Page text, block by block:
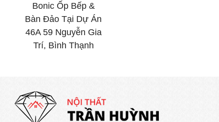
Bonic Ốp Bếp &
Bàn Đảo Tại Dự Án
46A 59 Nguyễn Gia
Trí, Bình Thạnh